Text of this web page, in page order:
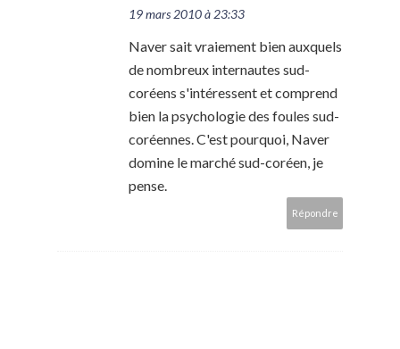
19 mars 2010 à 23:33
Naver sait vraiement bien auxquels
de nombreux internautes sud-
coréens s'intéressent et comprend
bien la psychologie des foules sud-
coréennes. C'est pourquoi, Naver
domine le marché sud-coréen, je
pense.
Répondre